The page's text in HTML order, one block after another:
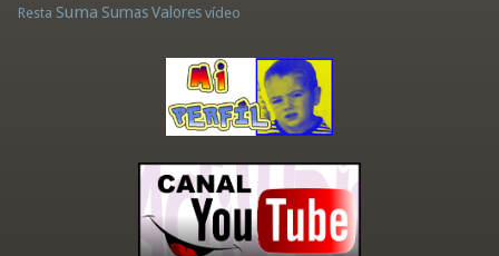
Resta Suma Sumas Valores vídeo